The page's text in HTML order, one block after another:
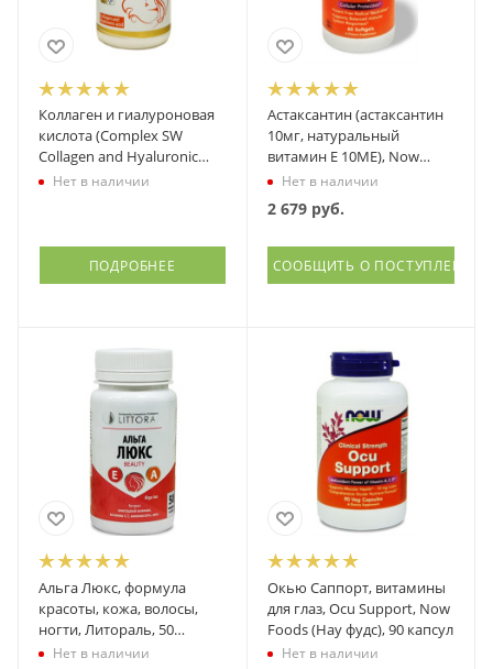
Коллаген и гиалуроновая
кислота (Complex SW
Collagen and Hyaluronic
Acid), Оптисалт
Нет в наличии
ПОДРОБНЕЕ
Астаксантин (астаксантин
10мг, натуральный
витамин Е 10МЕ), Now
Foods (Нау фудс), 60 капсул
Нет в наличии
2 679руб.
СООБЩИТЬ О ПОСТУПЛЕНИИ
Альга Люкс, формула
красоты, кожа, волосы,
ногти, Литораль, 50
таблеток
Нет в наличии
Окью Саппорт, витамины
для глаз, Ocu Support, Now
Foods (Нау фудс), 90 капсул
Нет в наличии